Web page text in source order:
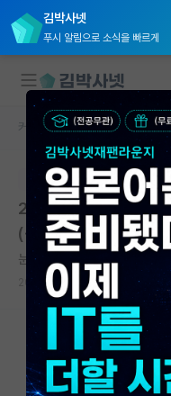
김박사넷
푸시 알림으로 소식을 빠르게
대학원생 모집
국내대학원 정보
연구실&오픈랩
커뮤니티
커뮤니티 홈
전체글보기
베스트 게시판
커뮤니티 홈 임용 정보 게시
본문이 수정되지 않는 박제글
2026. 9. 1.자 학부대
(~5/20)
눈치보는 알렉산더 벨
2026.05.13 0